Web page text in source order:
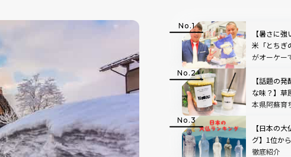
【暑さに
米「とちぎ
がオーケー
【話題の
な味？】草
本県阿蘇育
STAND」
TOP3も
【日本の
グ】1位か
徹底紹介